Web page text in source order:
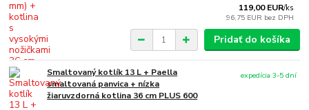
119,00 EUR/ks
96,75 EUR bez DPH
Pridať do košíka
Smaltovaný kotlík 13 L + Paella
smaltovaná panvica + nízka
žiaruvzdorná kotlina 36 cm PLUS 600
expedícia 3-5 dní